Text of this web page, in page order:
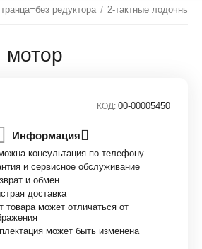
редуктора / 2-тактные лодочные
мотор
КОД: 00-00005450
Информация
консультация по телефону
и сервисное обслуживание
и обмен
доставка
товара может отличаться от
может быть изменена